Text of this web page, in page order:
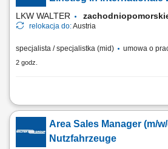
prowadzenia robót....
LKW WALTER
relokacja do:Austria
specjalista / specjalistka (mid) umowa o
2 godz.
Stellenbeschreibung Deine Aufgaben
übergeordneten Transportplanung
Disposition und begleitest internationale
die operative Abwicklung; Wirtschaftliche
Area Sales Manager (m/
Nutzfahrzeuge